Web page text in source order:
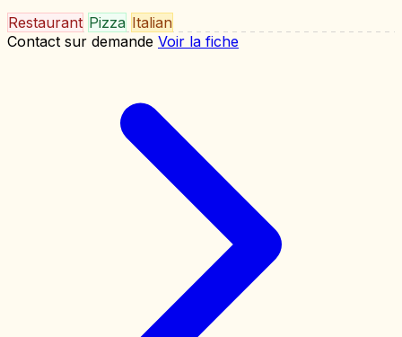
Restaurant Pizza Italian
Contact sur demande Voir la fiche